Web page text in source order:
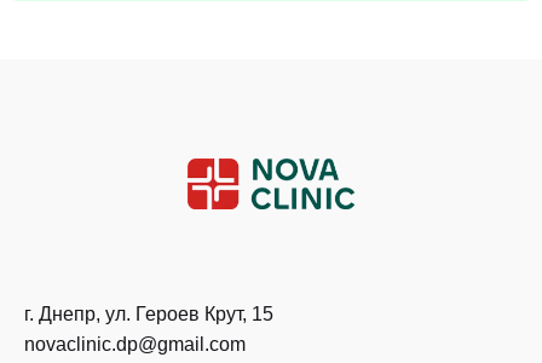
г. Днепр, ул. Героев Крут, 15
novaclinic.dp@gmail.com